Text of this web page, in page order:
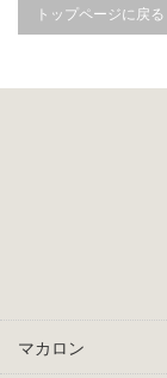
トップページに戻る
マカロン